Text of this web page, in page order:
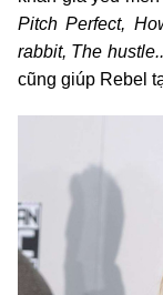
Pitch Perfect,
rabbit, The
cũng giúp Rebel